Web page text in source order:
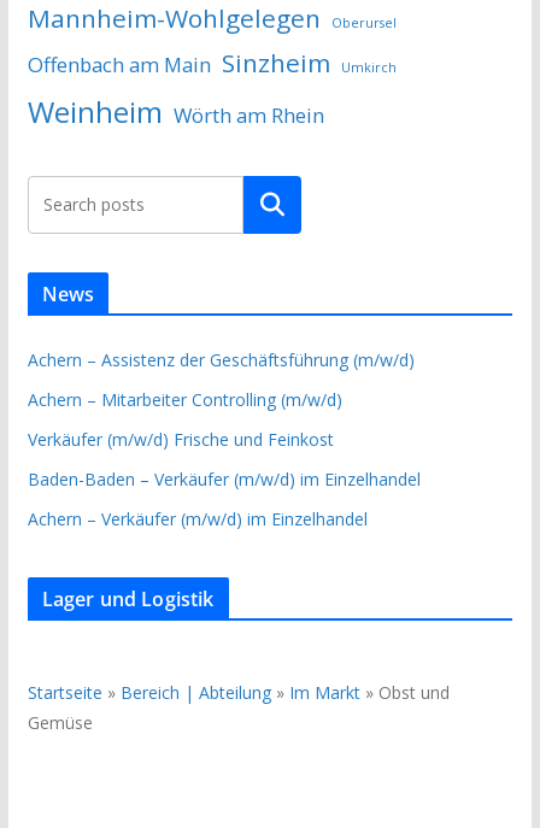
Mannheim-Wohlgelegen
Oberursel
Offenbach am Main Sinzheim Umkirch
Weinheim Wörth am Rhein
Suchen
News
Achern – Assistenz der Geschäftsführung (m/w/d)
Achern – Mitarbeiter Controlling (m/w/d)
Verkäufer (m/w/d) Frische und Feinkost
Baden-Baden – Verkäufer (m/w/d) im Einzelhandel
Achern – Verkäufer (m/w/d) im Einzelhandel
Lager und Logistik
Startseite » Bereich | Abteilung» Im Markt» Obst und
Gemüse